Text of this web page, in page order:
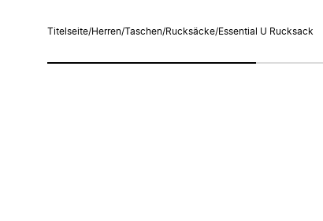
Titelseite/Herren/Taschen/Rucksäcke/Essential U Rucksack